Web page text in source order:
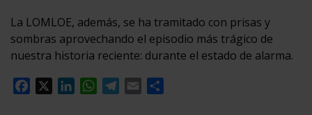
La LOMLOE, además, se ha tramitado con prisas y
sombras aprovechando el episodio más trágico de
nuestra historia reciente: durante el estado de alarma.
Facebook
LinkedInWhatsApp
Telegram
Email